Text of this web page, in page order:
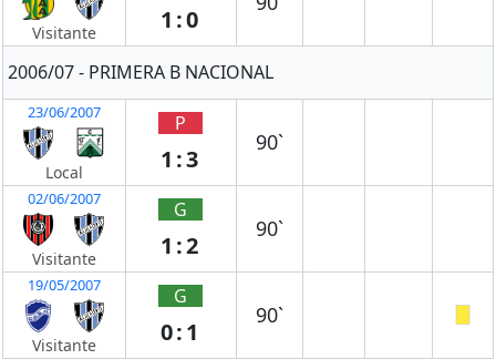
Visitante 1:0
2006/07 - PRIMERA B NACIONAL
23/06/2007
Local
P
1:3
90`
02/06/2007
Visitante
G
1:2
90`
19/05/2007
Visitante
G
0:1
90`